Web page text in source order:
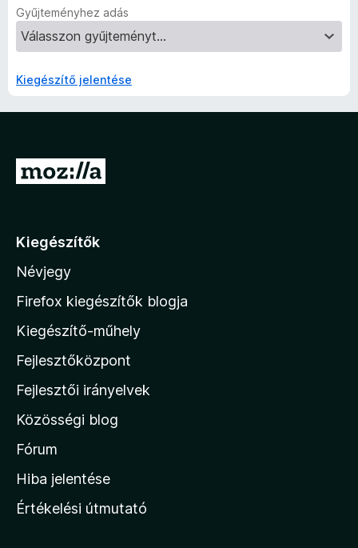
Gyűjteményhez adás
Kiegészítő jelentése
U
á
a
M
z
i
l
a
h
o
l
Kiegészítők
Névjegy
Firefox kiegészítők blogja
Kiegészítő-műhely
Fejlesztőközpont
Fejlesztői irányelvek
Közösségi blog
Fórum
Hiba jelentése
Értékelési útmutató